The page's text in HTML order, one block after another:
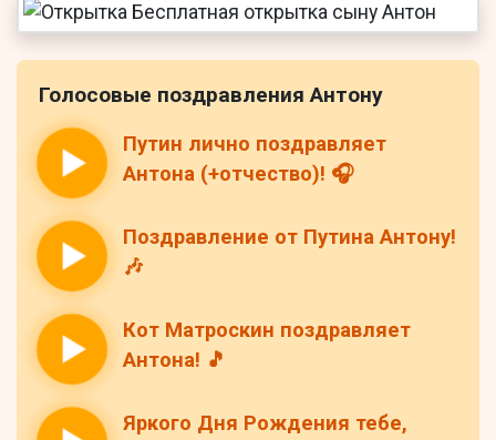
Голосовые поздравления Антону
Путин лично поздравляет
Антона (+отчество)! 🎧
Поздравление от Путина Антону!
🎶
Кот Матроскин поздравляет
Антона! 🎵
Яркого Дня Рождения тебе,